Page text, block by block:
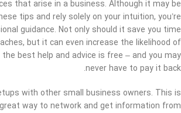
that arise in a business. Although it may be
tips and rely solely on your intuition, you’re
guidance. Not only should it save you time
but it can even increase the likelihood of
the best help and advice is free – and you may
never have to pay it back.
with other small business owners. This is
way to network and get information from